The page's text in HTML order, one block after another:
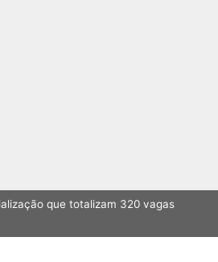
que totalizam 320 vagas